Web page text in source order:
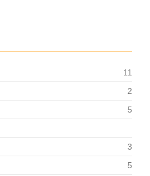
11
2
5
3
5